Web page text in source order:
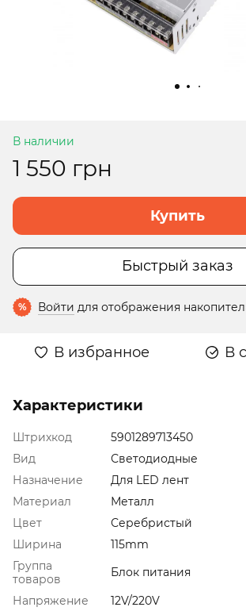
В наличии
1 550 грн
Купить
Быстрый заказ
% Войти для отображения
В избранное В
Характеристики
Штрихкод
5901289713450
Вид
Светодиодные
Назначение
Для LED лент
Материал
Металл
Цвет
Серебристый
Ширина
115mm
Группа
товаров
Блок питания
Напряжение
12V/220V